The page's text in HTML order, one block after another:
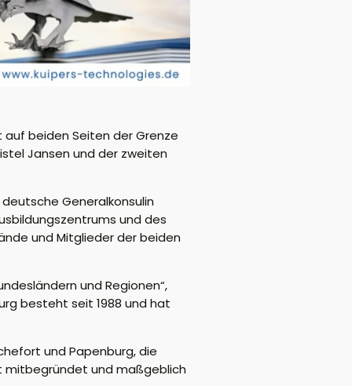
beiden Seiten der Grenze
Jansen und der zweiten
Generalkonsulin
und des
und Mitglieder der beiden
und Regionen“,
besteht seit 1988 und hat
und Papenburg, die
mitbegründet und maßgeblich